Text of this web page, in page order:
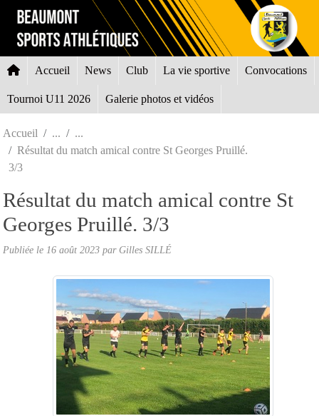
Accueil News Club La vie sportive Convocations
Tournoi U11 2026 Galerie photos et vidéos
Accueil
Résultat du match amical contre St Georges Pruillé.
3/3
Résultat du match amical contre St
Georges Pruillé. 3/3
Publiée le 16 août 2023 par Gilles SILLÉ
Panneau de gestion des cookies